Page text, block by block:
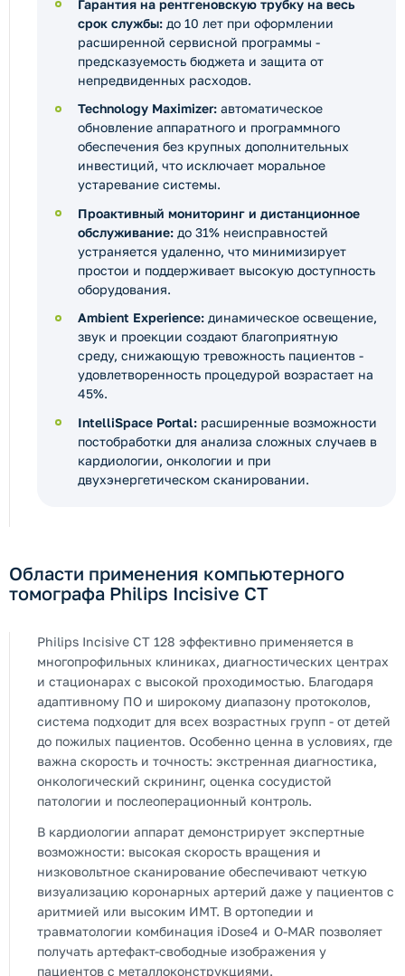
Гарантия на рентгеновскую трубку на весь
срок службы: до 10 лет при оформлении
расширенной сервисной программы -
предсказуемость бюджета и защита от
непредвиденных расходов.
Technology Maximizer: автоматическое
обновление аппаратного и программного
обеспечения без крупных дополнительных
инвестиций, что исключает моральное
устаревание системы.
Проактивный мониторинг и дистанционное
обслуживание: до 31% неисправностей
устраняется удаленно, что минимизирует
простои и поддерживает высокую доступность
оборудования.
Ambient Experience: динамическое освещение,
звук и проекции создают благоприятную
среду, снижающую тревожность пациентов -
удовлетворенность процедурой возрастает на
45%.
IntelliSpace Portal: расширенные возможности
постобработки для анализа сложных случаев в
кардиологии, онкологии и при
двухэнергетическом сканировании.
Области применения компьютерного
томографа Philips Incisive CT
Philips Incisive CT 128 эффективно применяется в
многопрофильных клиниках, диагностических центрах
и стационарах с высокой проходимостью. Благодаря
адаптивному ПО и широкому диапазону протоколов,
система подходит для всех возрастных групп - от детей
до пожилых пациентов. Особенно ценна в условиях, где
важна скорость и точность: экстренная диагностика,
онкологический скрининг, оценка сосудистой
патологии и послеоперационный контроль.
В кардиологии аппарат демонстрирует экспертные
возможности: высокая скорость вращения и
низковольтное сканирование обеспечивают четкую
визуализацию коронарных артерий даже у пациентов с
аритмией или высоким ИМТ. В ортопедии и
травматологии комбинация iDose4 и O-MAR позволяет
получать артефакт-свободные изображения у
пациентов с металлоконструкциями.